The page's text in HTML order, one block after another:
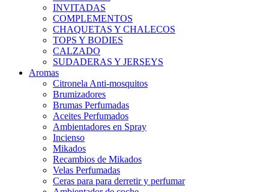
INVITADAS
COMPLEMENTOS
CHAQUETAS Y CHALECOS
TOPS Y BODIES
CALZADO
SUDADERAS Y JERSEYS
Aromas
Citronela Anti-mosquitos
Brumizadores
Brumas Perfumadas
Aceites Perfumados
Ambientadores en Spray
Incienso
Mikados
Recambios de Mikados
Velas Perfumadas
Ceras para para derretir y perfumar